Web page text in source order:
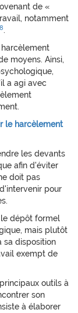
de «
notamment
8.
moyens. Ainsi,
a agi avec
le harcèlement
les devants
afin d'éviter
doit pas
pour
dépôt formel
mais plutôt
sa disposition
exempt de
outils à
son
à élaborer